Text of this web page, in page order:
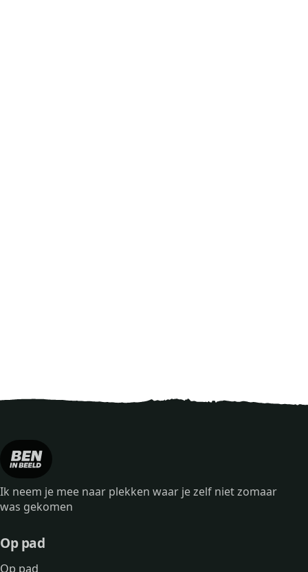
Ik neem je mee naar plekken waar je zelf niet zomaar
was gekomen
Op pad
Op pad